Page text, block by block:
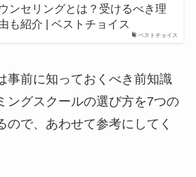
ベストチョイス
ウンセリングとは？受けるべき理
も紹介 | ベストチョイス
事前に知っておくべき前知識
ングスクールの選び方を7つの
ので、あわせて参考にしてく